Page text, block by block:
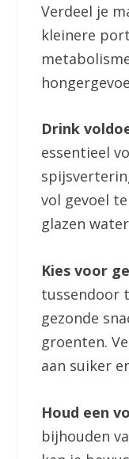
Verdeel je
kleinere
Drink
essentieel
vol gevoel
glazen
Kies voor
tussendoor
gezonde
groenten.
aan suiker
Houd een
bijhouden